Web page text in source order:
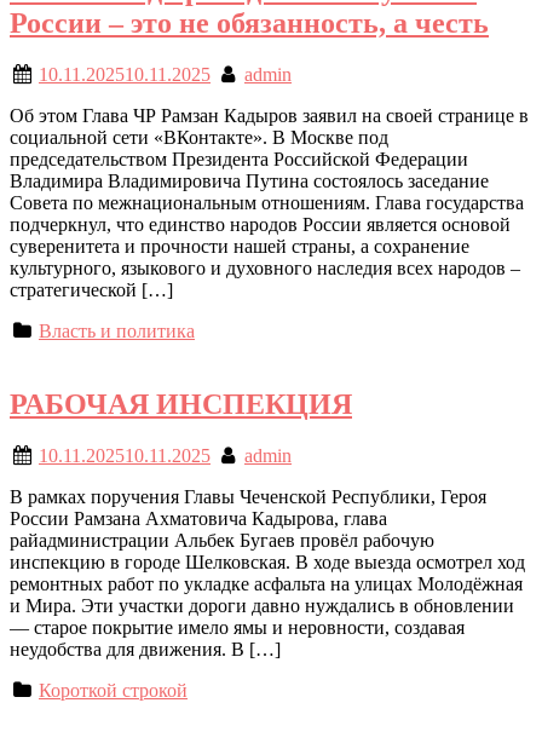
России – это не обязанность, а честь
10.11.202510.11.2025
admin
Об этом Глава ЧР Рамзан Кадыров заявил на своей странице в
социальной сети «ВКонтакте». В Москве под
председательством Президента Российской Федерации
Владимира Владимировича Путина состоялось заседание
Совета по межнациональным отношениям. Глава государства
подчеркнул, что единство народов России является основой
суверенитета и прочности нашей страны, а сохранение
культурного, языкового и духовного наследия всех народов –
стратегической […]
Власть и политика
РАБОЧАЯ ИНСПЕКЦИЯ
10.11.202510.11.2025
admin
В рамках поручения Главы Чеченской Республики, Героя
России Рамзана Ахматовича Кадырова, глава
райадминистрации Альбек Бугаев провёл рабочую
инспекцию в городе Шелковская. В ходе выезда осмотрел ход
ремонтных работ по укладке асфальта на улицах Молодёжная
и Мира. Эти участки дороги давно нуждались в обновлении
— старое покрытие имело ямы и неровности, создавая
неудобства для движения. В […]
Короткой строкой